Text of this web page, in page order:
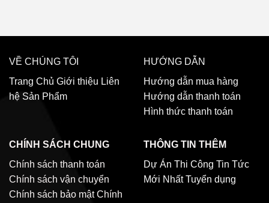
VỀ CHÚNG TÔI
Trang Chủ Giới thiệu Liên
hệ Sản Phẩm
HƯỚNG DẪN
Hướng dẫn mua hàng
Hướng dẫn thanh toán
Hình thức thanh toán
CHÍNH SÁCH CHUNG
Chính sách thanh toán
Chính sách vận chuyển
Chính sách bảo mật Chính
THÔNG TIN THÊM
Dự Án Thi Công Tin Tức
Mới Nhất Tuyển dụng